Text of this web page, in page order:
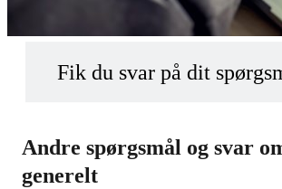
Fik du svar på dit
vi kan hjælpe
Andre spørgsmål og svar
generelt